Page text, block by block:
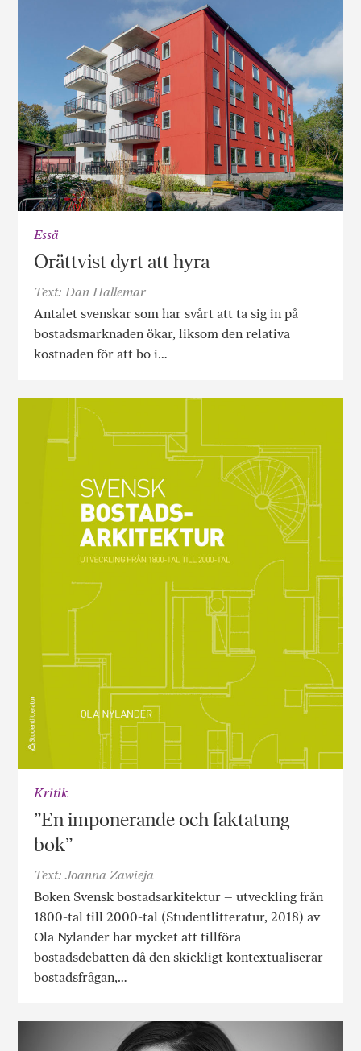
Essä
Orättvist dyrt att hyra
Text: Dan Hallemar
Antalet svenskar som har svårt att ta sig in på
bostadsmarknaden ökar, liksom den relativa
kostnaden för att bo i…
Kritik
”En imponerande och faktatung
bok”
Text: Joanna Zawieja
Boken Svensk bostadsarkitektur – utveckling från
1800-tal till 2000-tal (Studentlitteratur, 2018) av
Ola Nylander har mycket att tillföra
bostadsdebatten då den skickligt kontextualiserar
bostadsfrågan,…